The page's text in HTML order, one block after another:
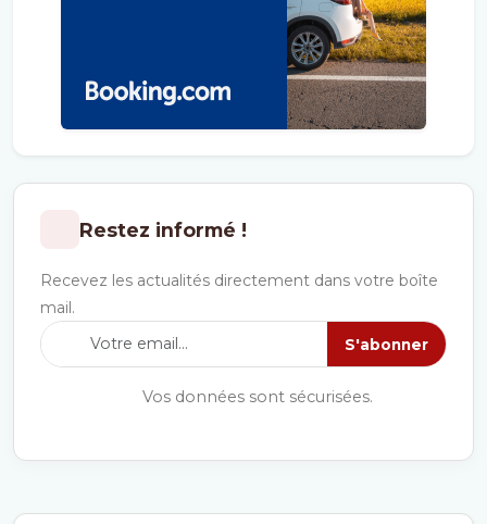
Restez informé !
Recevez les actualités directement dans votre boîte
mail.
S'abonner
Vos données sont sécurisées.